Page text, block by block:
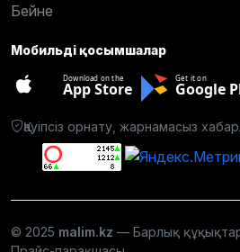
Бейне
Мобильді қосымшалар
Download on the
App Store
Get it on
Google
Қауіпсіз орнату, жарнамасыз
© 2025 malim.kz — Барлық